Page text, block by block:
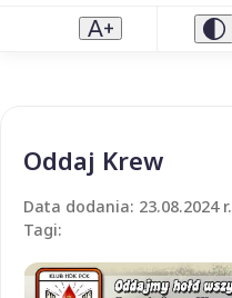
Oddaj Krew
Data dodania: 23.08.2024 r.
Tagi: